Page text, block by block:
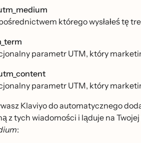
którego wysłałeś tę
parametr UTM, który
parametr UTM, który
Klaviyo do automatycznego
z tych wiadomości i ląduje na
: